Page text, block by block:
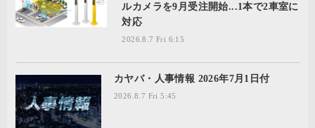
ルカメラを9月受注開始...1本で2車室に
対応
2026.8.7 Fri 6:15
カヤバ・人事情報 2026年7月1日付
2026.8.7 Fri 5:45